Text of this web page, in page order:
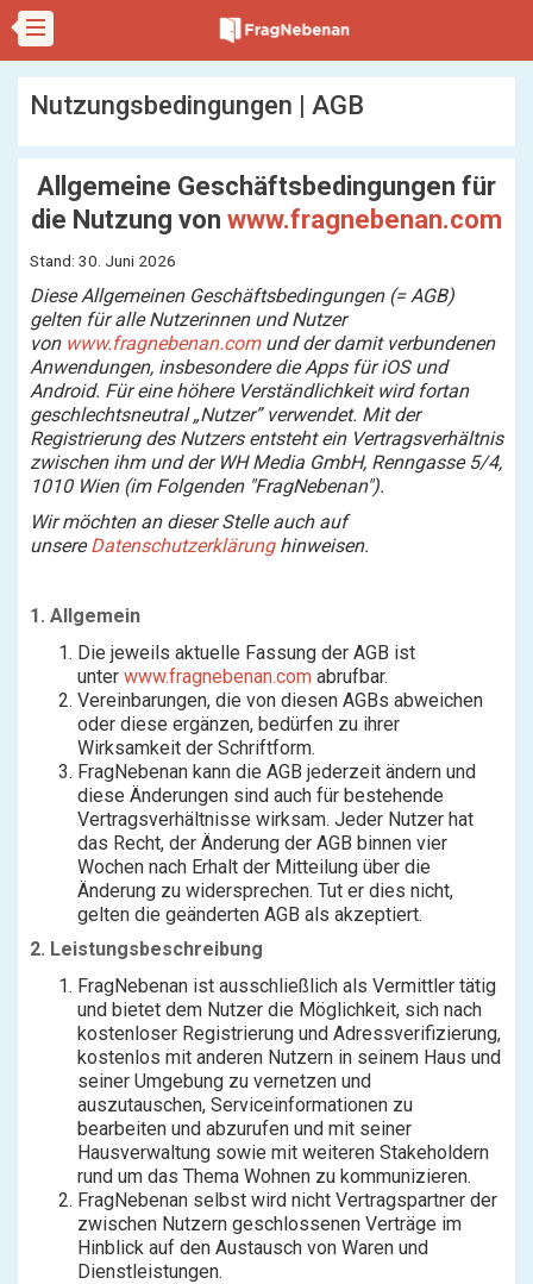
Nutzungsbedingungen | AGB
Allgemeine Geschäftsbedingungen für
die Nutzung von www.fragnebenan.com
Stand: 30. Juni 2026
Diese Allgemeinen Geschäftsbedingungen (= AGB)
gelten für alle Nutzerinnen und Nutzer
von www.fragnebenan.comund der damit verbundenen
Anwendungen, insbesondere die Apps für iOS und
Android. Für eine höhere Verständlichkeit wird fortan
geschlechtsneutral „Nutzer” verwendet. Mit der
Registrierung des Nutzers entsteht ein Vertragsverhältnis
zwischen ihm und der WH Media GmbH, Renngasse 5/4,
1010 Wien (im Folgenden "FragNebenan").
Wir möchten an dieser Stelle auch auf
unsereDatenschutzerklärunghinweisen.
1. Allgemein
Die jeweils aktuelle Fassung der AGB ist
unter www.fragnebenan.com abrufbar.
Vereinbarungen, die von diesen AGBs abweichen
oder diese ergänzen, bedürfen zu ihrer
Wirksamkeit der Schriftform.
FragNebenan kann die AGB jederzeit ändern und
diese Änderungen sind auch für bestehende
Vertragsverhältnisse wirksam. Jeder Nutzer hat
das Recht, der Änderung der AGB binnen vier
Wochen nach Erhalt der Mitteilung über die
Änderung zu widersprechen. Tut er dies nicht,
gelten die geänderten AGB als akzeptiert.
2. Leistungsbeschreibung
FragNebenan ist ausschließlich als Vermittler tätig
und bietet dem Nutzer die Möglichkeit, sich nach
kostenloser Registrierung und Adressverifizierung,
kostenlos mit anderen Nutzern in seinem Haus und
seiner Umgebung zu vernetzen und
auszutauschen, Serviceinformationen zu
bearbeiten und abzurufen und mit seiner
Hausverwaltung sowie mit weiteren Stakeholdern
rund um das Thema Wohnen zu kommunizieren.
FragNebenan selbst wird nicht Vertragspartner der
zwischen Nutzern geschlossenen Verträge im
Hinblick auf den Austausch von Waren und
Dienstleistungen.